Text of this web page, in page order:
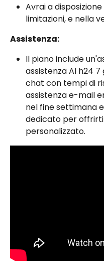
Avrai a
limitazioni, e nella
Assistenza:
Il piano include
assistenza AI h24 7
chat con tempi di
assistenza e-mail
nel fine settimana
dedicato per
personalizzato.